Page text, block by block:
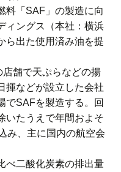
料「SAF」の製造に向
ィングス（本社：横浜
ら出た使用済み油を提
舗で天ぷらなどの揚
揮などが設立した会社
でSAFを製造する。回
いたうえで年間およそ
み、主に国内の航空会
べ二酸化炭素の排出量